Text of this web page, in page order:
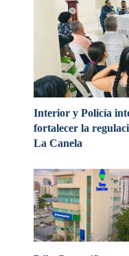
Interior y Policía
fortalecer la
La Canela